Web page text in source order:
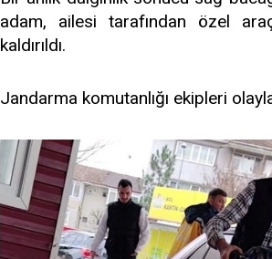
adam, ailesi tarafından özel
kaldırıldı.
Jandarma komutanlığı ekipleri